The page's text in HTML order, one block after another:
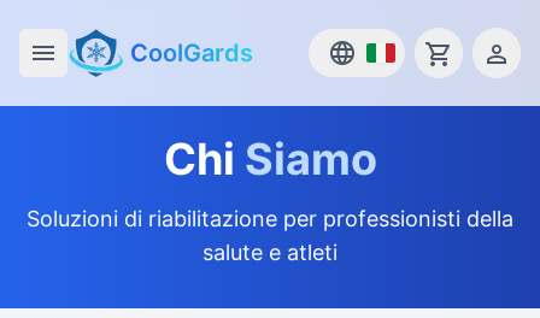
Open main menu
CoolGards
Chi Siamo
Soluzioni di riabilitazione per professionisti della
salute e atleti